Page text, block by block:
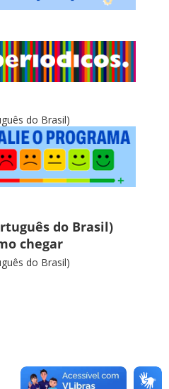
do Brasil)
do Brasil)
chegar
do Brasil)